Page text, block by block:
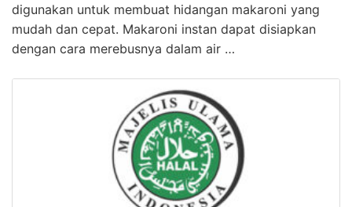
digunakan untuk membuat hidangan makaroni yang
mudah dan cepat. Makaroni instan dapat disiapkan
dengan cara merebusnya dalam air …